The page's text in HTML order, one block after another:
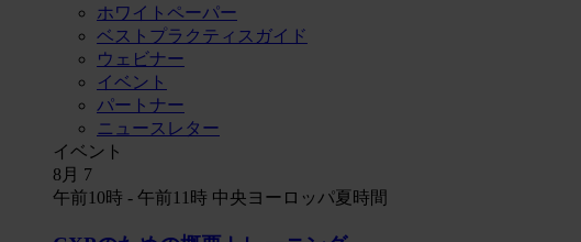
ホワイトペーパー
ベストプラクティスガイド
ウェビナー
イベント
パートナー
ニュースレター
イベント
8月 7
午前10時 - 午前11時 中央ヨーロッパ夏時間